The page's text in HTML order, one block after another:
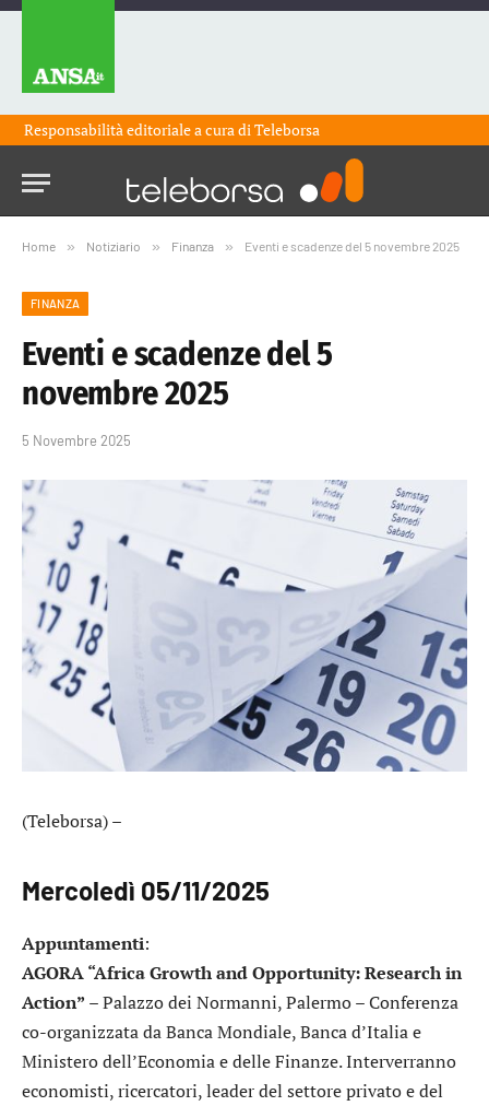
Responsabilità editoriale a cura diTeleborsa
Home » Notiziario » Finanza » Eventi e scadenze del 5 novembre 2025
FINANZA
Eventi e scadenze del 5
novembre 2025
5 Novembre 2025
(Teleborsa) –
Mercoledì 05/11/2025
Appuntamenti:
AGORA “Africa Growth and Opportunity: Research in
Action” – Palazzo dei Normanni, Palermo – Conferenza
co-organizzata da Banca Mondiale, Banca d’Italia e
Ministero dell’Economia e delle Finanze. Interverranno
economisti, ricercatori, leader del settore privato e del